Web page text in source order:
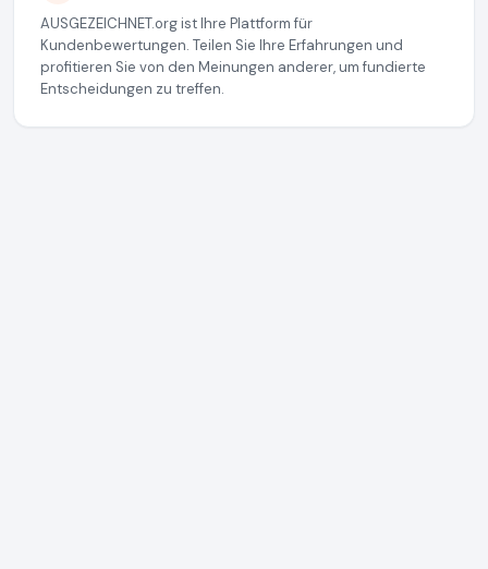
AUSGEZEICHNET.org ist Ihre Plattform für
Kundenbewertungen. Teilen Sie Ihre Erfahrungen und
profitieren Sie von den Meinungen anderer, um fundierte
Entscheidungen zu treffen.